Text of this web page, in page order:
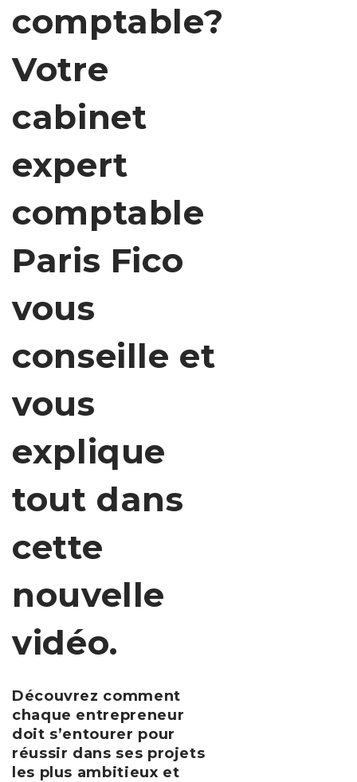
comptable?
Votre
cabinet
expert
comptable
Paris Fico
vous
conseille et
vous
explique
tout dans
cette
nouvelle
vidéo.
Découvrez comment
chaque entrepreneur
doit s’entourer pour
réussir dans ses projets
les plus ambitieux et